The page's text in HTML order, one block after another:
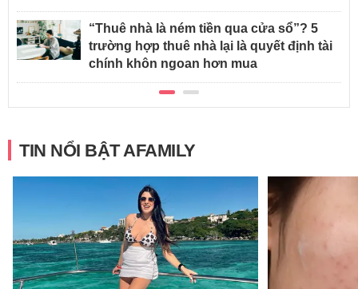
“Thuê nhà là ném tiền qua cửa sổ”? 5
trường hợp thuê nhà lại là quyết định tài
chính khôn ngoan hơn mua
TIN NỔI BẬT AFAMILY